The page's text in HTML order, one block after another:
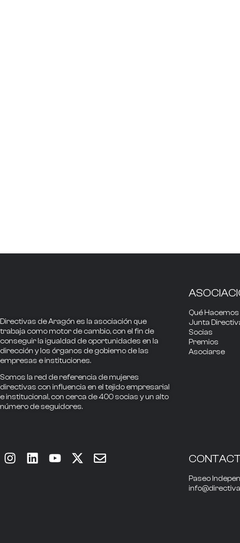
Directivas de Aragón es la asociación que
trabaja comomotor de cambio, con el fin de
conseguir la igualdad de oportunidades en la
dirección y los órganos de gobierno de las
empresas e instituciones.
Somos la red de referencia de mujeres
directivas con influencia en el tejido empresarial
e institucional, con cerca de400 socias y un alto
número de seguidores.
Qué Hacemos
Junta
Socias
Premios
Asociarse
Paseo